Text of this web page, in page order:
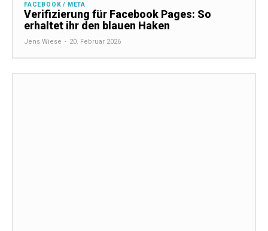
FACEBOOK / META
Verifizierung für Facebook Pages: So
erhaltet ihr den blauen Haken
Jens Wiese - 20. Februar 2026